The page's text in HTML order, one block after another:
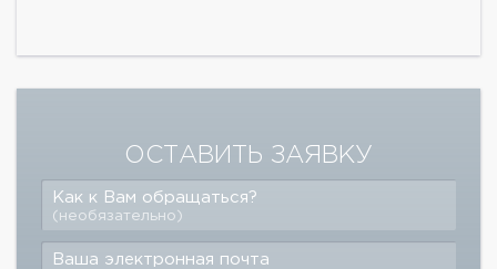
ОСТАВИТЬ ЗАЯВКУ
Как к Вам обращаться?
(необязательно)
Ваша электронная почта